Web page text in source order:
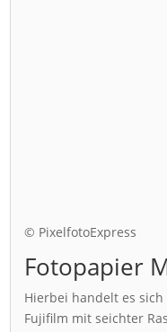
© PixelfotoExpress
Fotopapier
Hierbei handelt es
Fujifilm mit seichter